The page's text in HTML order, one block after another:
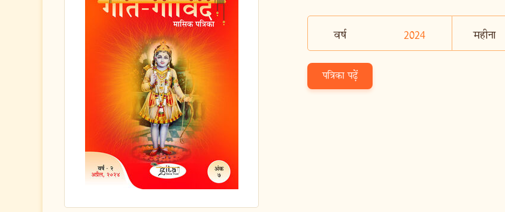
वर्ष 2024 महीना
पत्रिका पढ़ें